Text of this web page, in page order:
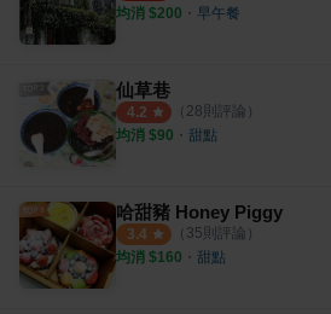
均消 $200 ・ 早午餐
仙草巷
4.2 （ 28則評論）
均消 $90 ・ 甜點
哈甜豬 Honey Piggy
3.4 （ 35則評論）
均消 $160 ・ 甜點